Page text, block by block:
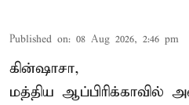
Published on: 08 Aug 2026, 2:46 pm
கின்ஷாசா,
மத்திய ஆப்பிரிக்காவில்